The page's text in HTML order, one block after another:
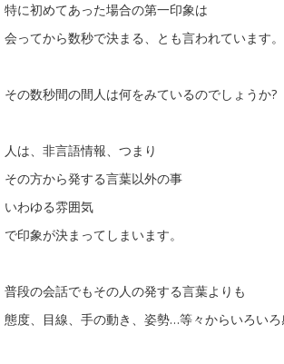
特に初めてあった場合の第一印象は
会ってから数秒で決まる、とも言われています。
その数秒間の間人は何をみているのでしょうか?
人は、非言語情報、つまり
その方から発する言葉以外の事
いわゆる雰囲気
で印象が決まってしまいます。
普段の会話でもその人の発する言葉よりも
態度、目線、手の動き、姿勢…等々からいろいろ